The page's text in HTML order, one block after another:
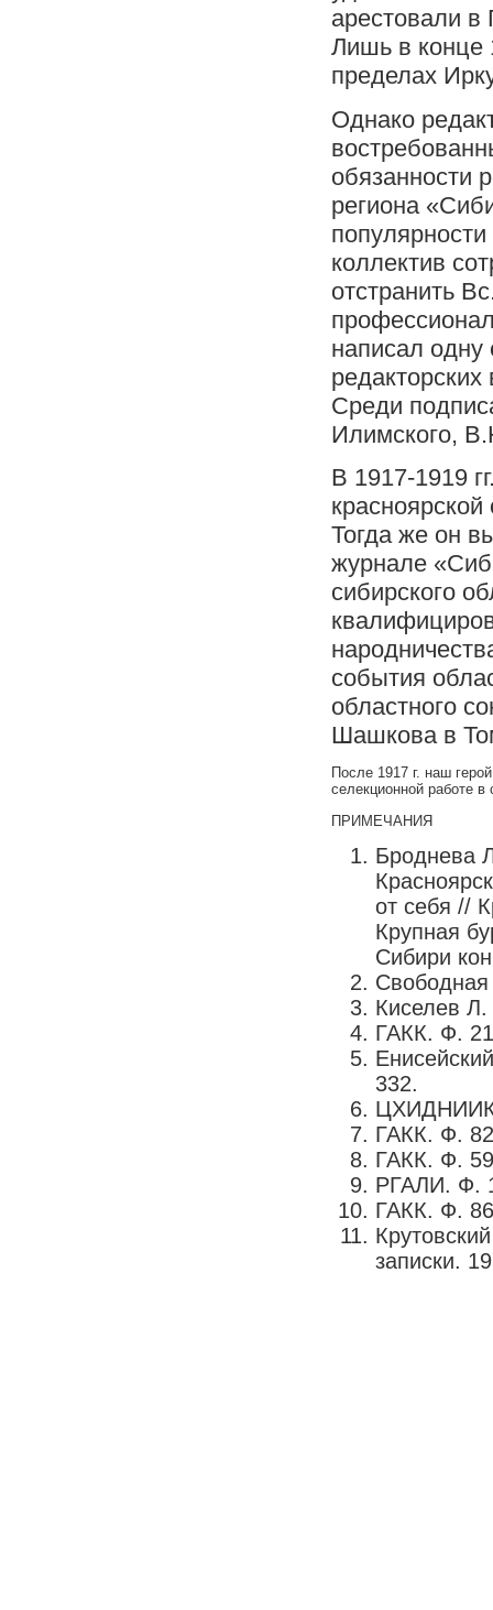
арестовали в
Лишь в конце
пределах
Однако
обязанности
региона
коллектив
отстранить
написал одну
редакторских
Среди
Илимского,
В 1917-1919
Тогда же он
журнале
сибирского
события
областного
Шашкова в
После 1917 г. наш
селекционной работе в
ПРИМЕЧАНИЯ
Броднева
от себя //
Крупная
Сибири
Киселев
ГАКК. Ф.
332.
ГАКК. Ф.
ГАКК. Ф.
РГАЛИ. Ф.
ГАКК. Ф.
записки.